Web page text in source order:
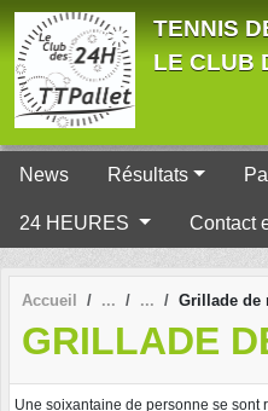
TENNIS
LE CLUB
News Résultats
24 HEURES Contact
Accueil Grillade de
GRILLADE
Une soixantaine de personne se
Panneau de gestion des